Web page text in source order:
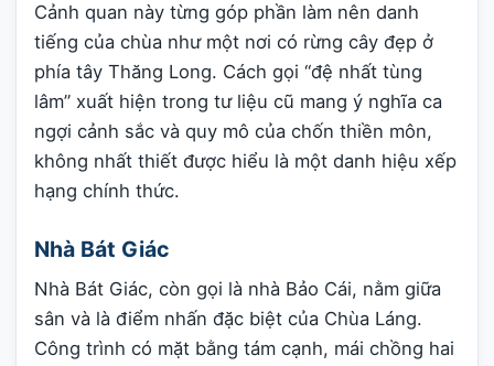
Cảnh quan này từng góp phần làm nên danh
tiếng của chùa như một nơi có rừng cây đẹp ở
phía tây Thăng Long. Cách gọi “đệ nhất tùng
lâm” xuất hiện trong tư liệu cũ mang ý nghĩa ca
ngợi cảnh sắc và quy mô của chốn thiền môn,
không nhất thiết được hiểu là một danh hiệu xếp
hạng chính thức.
Nhà Bát Giác
Nhà Bát Giác, còn gọi là nhà Bảo Cái, nằm giữa
sân và là điểm nhấn đặc biệt của Chùa Láng.
Công trình có mặt bằng tám cạnh, mái chồng hai